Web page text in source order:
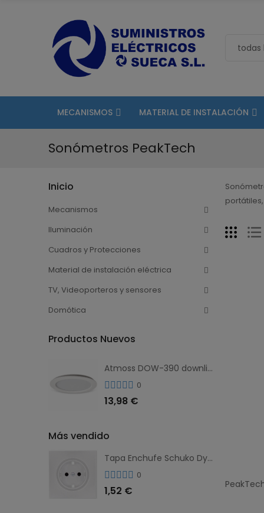
MECANISMOS MATERIAL DE INSTALACIÓN
Sonómetros PeakTech
Inicio
Mecanismos
Iluminación
Cuadros y Protecciones
Material de instalación eléctrica
TV, Videoporteros y sensores
Domótica
Productos Nuevos
Atmoss DOW-390 downlight LED empotrable 24W 1800 lm 3CCT blanco
0
13,98 €
Más vendido
Tapa Enchufe Schuko Dynamic Art Atmoss
0
1,52 €